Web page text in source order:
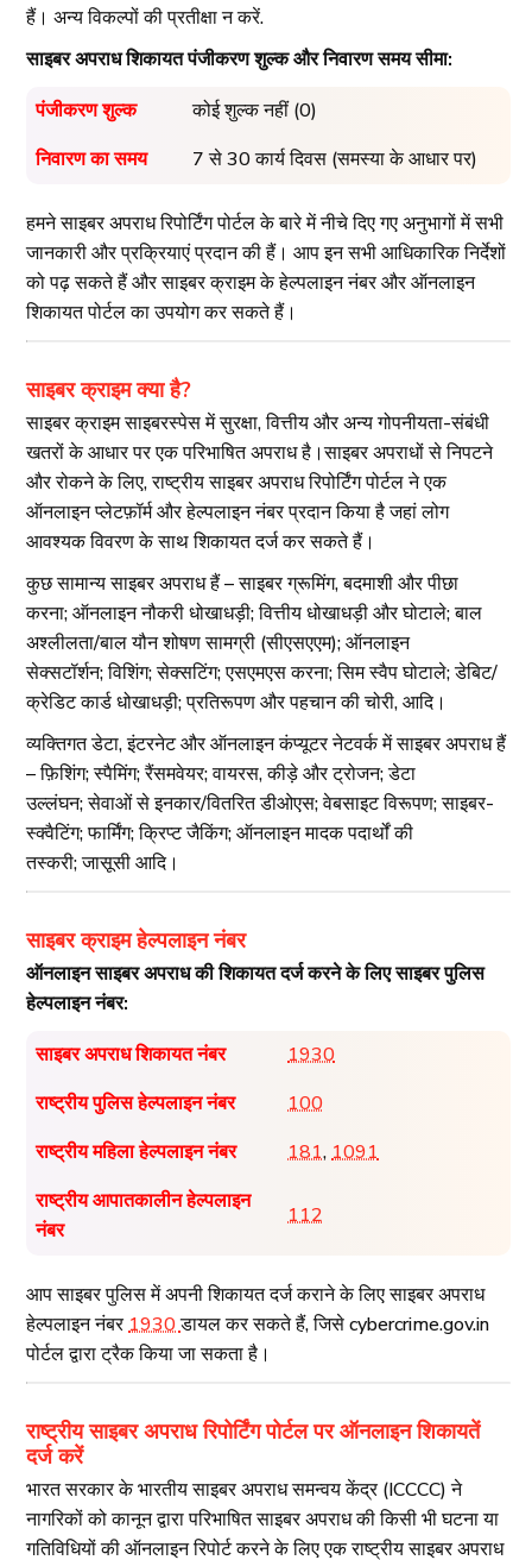
हैं। अन्य विकल्पों की प्रतीक्षा न करें.
साइबर अपराध शिकायत पंजीकरण शुल्क और निवारण समय सीमा:
पंजीकरण शुल्क
कोई शुल्क नहीं (0)
निवारण का समय
7 से 30 कार्य दिवस (समस्या के आधार पर)
हमने साइबर अपराध रिपोर्टिंग पोर्टल के बारे में नीचे दिए गए अनुभागों में सभी
जानकारी और प्रक्रियाएं प्रदान की हैं। आप इन सभी आधिकारिक निर्देशों
को पढ़ सकते हैं और साइबर क्राइम के हेल्पलाइन नंबर और ऑनलाइन
शिकायत पोर्टल का उपयोग कर सकते हैं।
साइबर क्राइम क्या है?
साइबर क्राइम साइबरस्पेस में सुरक्षा, वित्तीय और अन्य गोपनीयता-संबंधी
खतरों के आधार पर एक परिभाषित अपराध है।साइबर अपराधों से निपटने
और रोकने के लिए, राष्ट्रीय साइबर अपराध रिपोर्टिंग पोर्टल ने एक
ऑनलाइन प्लेटफ़ॉर्म और हेल्पलाइन नंबर प्रदान किया है जहां लोग
आवश्यक विवरण के साथ शिकायत दर्ज कर सकते हैं।
कुछ सामान्य साइबर अपराध हैं – साइबर ग्रूमिंग, बदमाशी और पीछा
करना; ऑनलाइन नौकरी धोखाधड़ी; वित्तीय धोखाधड़ी और घोटाले; बाल
अश्लीलता/बाल यौन शोषण सामग्री (सीएसएएम); ऑनलाइन
सेक्सटॉर्शन; विशिंग; सेक्सटिंग; एसएमएस करना; सिम स्वैप घोटाले; डेबिट/
क्रेडिट कार्ड धोखाधड़ी; प्रतिरूपण और पहचान की चोरी, आदि।
व्यक्तिगत डेटा, इंटरनेट और ऑनलाइन कंप्यूटर नेटवर्क में साइबर अपराध हैं
– फ़िशिंग; स्पैमिंग; रैंसमवेयर; वायरस, कीड़े और ट्रोजन; डेटा
उल्लंघन; सेवाओं से इनकार/वितरित डीओएस; वेबसाइट विरूपण; साइबर-
स्क्वैटिंग; फार्मिंग; क्रिप्ट जैकिंग; ऑनलाइन मादक पदार्थों की
तस्करी; जासूसी आदि।
साइबर क्राइम हेल्पलाइन नंबर
ऑनलाइन साइबर अपराध की शिकायत दर्ज करने के लिए साइबर पुलिस
हेल्पलाइन नंबर:
साइबर अपराध शिकायत नंबर
1930
राष्ट्रीय पुलिस हेल्पलाइन नंबर
100
राष्ट्रीय महिला हेल्पलाइन नंबर
181,1091
राष्ट्रीय आपातकालीन हेल्पलाइन
नंबर
112
आप साइबर पुलिस में अपनी शिकायत दर्ज कराने के लिए साइबर अपराध
हेल्पलाइन नंबर1930डायल कर सकते हैं, जिसे cybercrime.gov.in
पोर्टल द्वारा ट्रैक किया जा सकता है।
राष्ट्रीय साइबर अपराध रिपोर्टिंग पोर्टल पर ऑनलाइन शिकायतें
दर्ज करें
भारत सरकार के भारतीय साइबर अपराध समन्वय केंद्र (ICCCC) ने
नागरिकों को कानून द्वारा परिभाषित साइबर अपराध की किसी भी घटना या
गतिविधियों की ऑनलाइन रिपोर्ट करने के लिए एक राष्ट्रीय साइबर अपराध